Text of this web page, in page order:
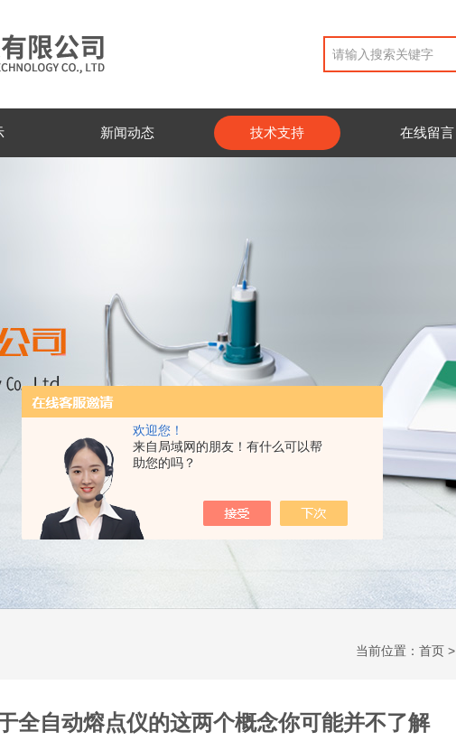
欢迎您！
来自局域网的朋友！有什么可以帮
助您的吗？
新闻动态 技术支持 在线留言
当前位置： 首页 >
全自动熔点仪的这两个概念你可能并不了解